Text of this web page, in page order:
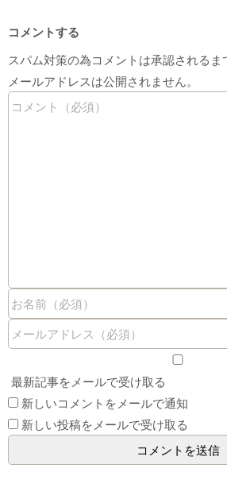
コメントする
スパム対策の為コメントは承認されるま
メールアドレスは公開されません。
最新記事をメールで受け取る
新しいコメントをメールで通知
新しい投稿をメールで受け取る